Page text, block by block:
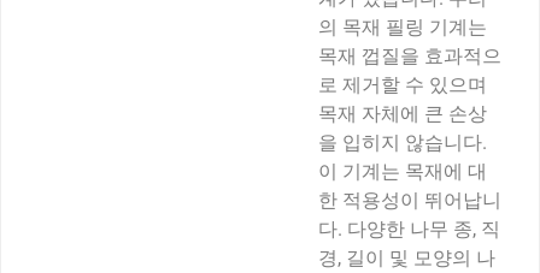
의 목재 필링 기계는
목재 껍질을 효과적으
로 제거할 수 있으며
목재 자체에 큰 손상
을 입히지 않습니다.
이 기계는 목재에 대
한 적용성이 뛰어납니
다. 다양한 나무 종, 직
경, 길이 및 모양의 나